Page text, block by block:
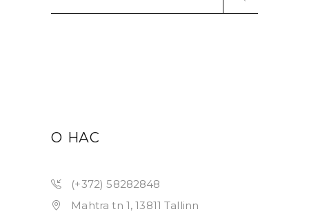
О НАС
(+372) 58282848
Mahtra tn 1, 13811 Tallinn